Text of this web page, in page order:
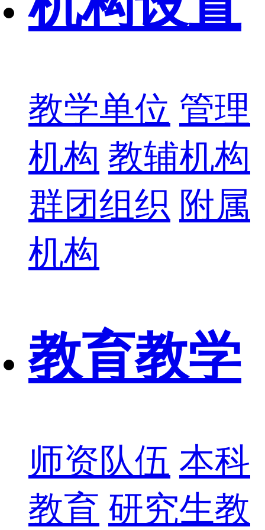
教学单位 管理
机构 教辅机构
群团组织 附属
机构
教育教学
师资队伍 本科
教育 研究生教